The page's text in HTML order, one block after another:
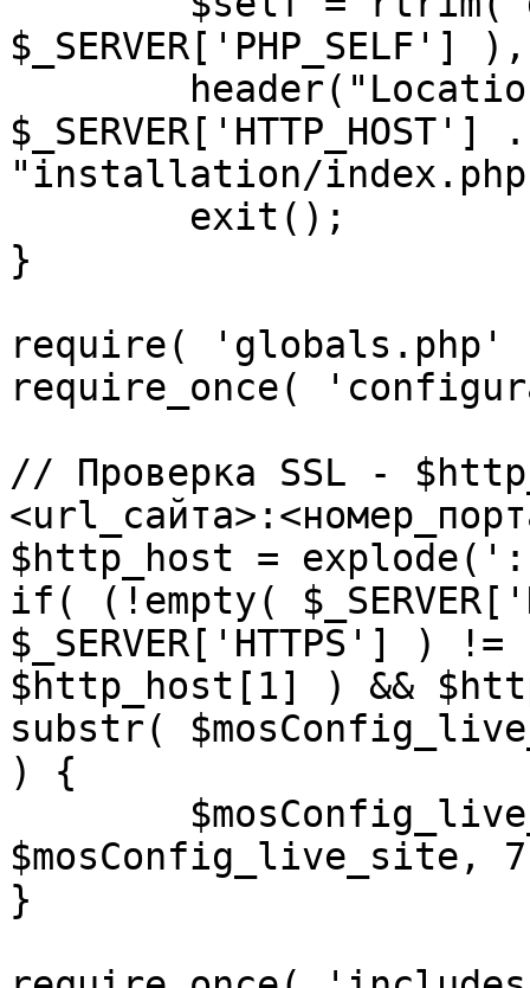
"installation/
}
require(
require_once(
// Проверка SSL -
$http_host = explode(':',
if( (!empty(
$_SERVER['HTTPS']
$http_host[1] ) &&
substr(
) {
$mosConfig_live_site,
}